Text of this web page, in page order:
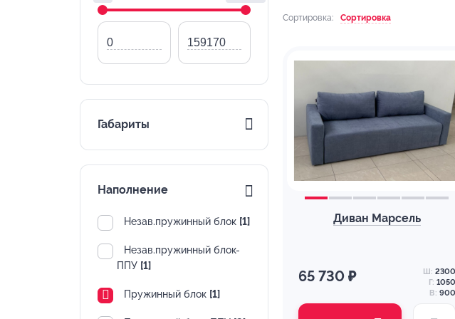
Габариты
Наполнение
Незав.пружинный блок [1]
Незав.пружинный блок-
ППУ [1]
Пружинный блок [1]
Сортировка: Сортировка
Диван Марсель
65 730 ₽ Ш: 2300
Г: 1050
В: 900